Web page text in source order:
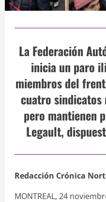
La Federación
inicia un paro
miembros del
cuatro sindicatos
pero mantienen
Legault,
Redacción Crónica
MONTREAL, 24